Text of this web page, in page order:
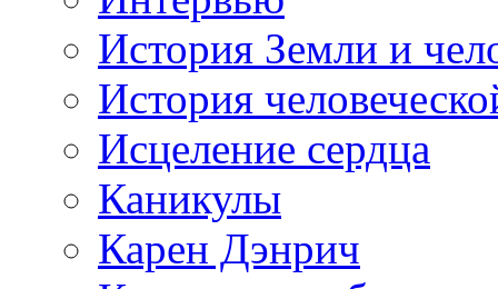
История Земли и
История
Исцеление сердца
Каникулы
Карен Дэнрич